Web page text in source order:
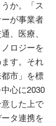
か。「ス
が事業者
、医療、
ロジーを
す。それ
市」を標
心に2030
した上で
タ連携を